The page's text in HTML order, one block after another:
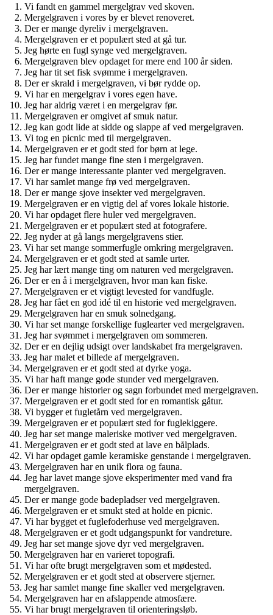
Vi fandt en gammel mergelgrav ved skoven.
Mergelgraven i vores by er blevet renoveret.
Der er mange dyreliv i mergelgraven.
Mergelgraven er et populært sted at gå tur.
Jeg hørte en fugl synge ved mergelgraven.
Mergelgraven blev opdaget for mere end 100 år siden.
Jeg har tit set fisk svømme i mergelgraven.
Der er skrald i mergelgraven, vi bør rydde op.
Vi har en mergelgrav i vores egen have.
Jeg har aldrig været i en mergelgrav før.
Mergelgraven er omgivet af smuk natur.
Jeg kan godt lide at sidde og slappe af ved mergelgraven.
Vi tog en picnic med til mergelgraven.
Mergelgraven er et godt sted for børn at lege.
Jeg har fundet mange fine sten i mergelgraven.
Der er mange interessante planter ved mergelgraven.
Vi har samlet mange frø ved mergelgraven.
Der er mange sjove insekter ved mergelgraven.
Mergelgraven er en vigtig del af vores lokale historie.
Vi har opdaget flere huler ved mergelgraven.
Mergelgraven er et populært sted at fotografere.
Jeg nyder at gå langs mergelgravens stier.
Vi har set mange sommerfugle omkring mergelgraven.
Mergelgraven er et godt sted at samle urter.
Jeg har lært mange ting om naturen ved mergelgraven.
Der er en å i mergelgraven, hvor man kan fiske.
Mergelgraven er et vigtigt levested for vandfugle.
Jeg har fået en god idé til en historie ved mergelgraven.
Mergelgraven har en smuk solnedgang.
Vi har set mange forskellige fuglearter ved mergelgraven.
Jeg har svømmet i mergelgraven om sommeren.
Der er en dejlig udsigt over landskabet fra mergelgraven.
Jeg har malet et billede af mergelgraven.
Mergelgraven er et godt sted at dyrke yoga.
Vi har haft mange gode stunder ved mergelgraven.
Der er mange historier og sagn forbundet med mergelgraven.
Mergelgraven er et godt sted for en romantisk gåtur.
Vi bygger et fugletårn ved mergelgraven.
Mergelgraven er et populært sted for fuglekiggere.
Jeg har set mange maleriske motiver ved mergelgraven.
Mergelgraven er et godt sted at lave en bålplads.
Vi har opdaget gamle keramiske genstande i mergelgraven.
Mergelgraven har en unik flora og fauna.
Jeg har lavet mange sjove eksperimenter med vand fra
mergelgraven.
Der er mange gode badepladser ved mergelgraven.
Mergelgraven er et smukt sted at holde en picnic.
Vi har bygget et fuglefoderhuse ved mergelgraven.
Mergelgraven er et godt udgangspunkt for vandreture.
Jeg har set mange sjove dyr ved mergelgraven.
Mergelgraven har en varieret topografi.
Vi har ofte brugt mergelgraven som et mødested.
Mergelgraven er et godt sted at observere stjerner.
Jeg har samlet mange fine skaller ved mergelgraven.
Mergelgraven har en afslappende atmosfære.
Vi har brugt mergelgraven til orienteringsløb.